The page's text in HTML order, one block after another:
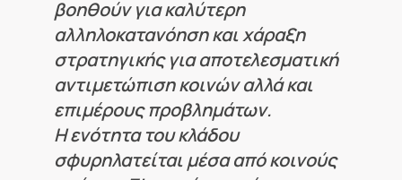
βοηθούν για καλύτερη
αλληλοκατανόηση και χάραξη
στρατηγικής για αποτελεσματική
αντιμετώπιση κοινών αλλά και
επιμέρους προβλημάτων.
Η ενότητα του κλάδου
σφυρηλατείται μέσα από κοινούς